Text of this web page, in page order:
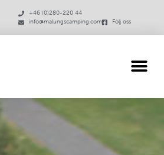
+46 (0)280-220 44
info@malungscamping.com
Följ oss